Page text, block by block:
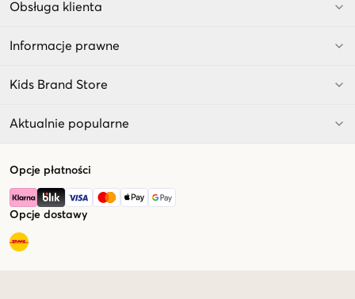
Obsługa klienta
Informacje prawne
Kids Brand Store
Aktualnie popularne
Opcje płatności
Opcje dostawy